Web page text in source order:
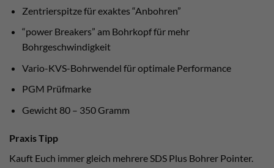
Zentrierspitze für exaktes “Anbohren”
“power Breakers” am Bohrkopf für mehr
Bohrgeschwindigkeit
Vario-KVS-Bohrwendel für optimale Performance
PGM Prüfmarke
Gewicht 80 – 350 Gramm
Praxis Tipp
Kauft Euch immer gleich mehrere SDS Plus Bohrer Pointer.